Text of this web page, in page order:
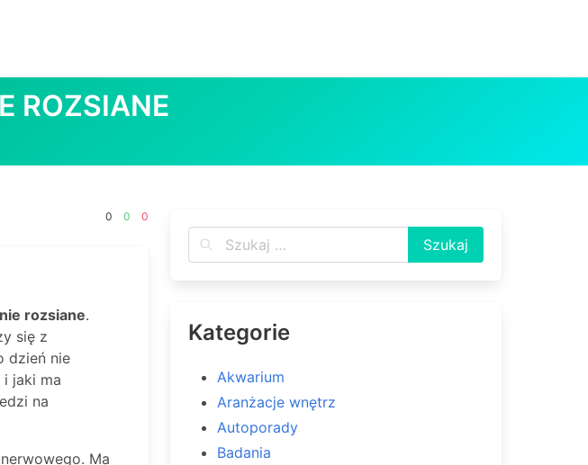
ROZSIANE
0 0 0
rozsiane.
się z
dzień nie
jaki ma
na
Ma
Kategorie
Akwarium
Aranżacje wnętrz
Autoporady
Badania